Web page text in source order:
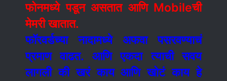
फोनमध्ये पडून असतात आणि Mobileची
मेमरी खातात.
फॉरवर्डच्यानादामध्ये अफवा पसरवण्याचं
प्रमाण वाढत. आणि एकदा त्याची सवय
लागली की खरं काय आणि खोटं काय हे